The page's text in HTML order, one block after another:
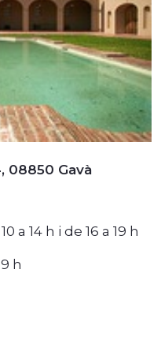
08850 Gavà
a 14 h i de 16 a 19 h
h